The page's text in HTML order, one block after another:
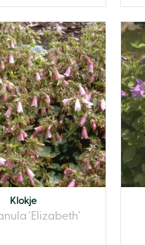
Klokje
'Elizabeth'